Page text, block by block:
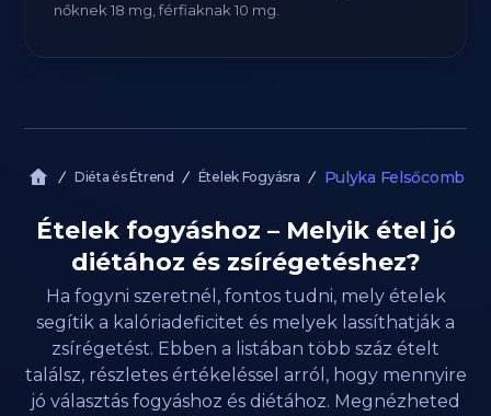
nőknek 18 mg, férfiaknak 10 mg.
Diéta és Étrend Ételek Fogyásra Pulyka Felsőcomb
Ételek fogyáshoz – Melyik étel jó
diétához és zsírégetéshez?
Ha fogyni szeretnél, fontos tudni, mely ételek
segítik a kalóriadeficitet és melyek lassíthatják a
zsírégetést. Ebben a listában több száz ételt
találsz, részletes értékeléssel arról, hogy mennyire
jó választás fogyáshoz és diétához. Megnézheted